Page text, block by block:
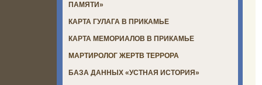
ПАМЯТИ»
КАРТА ГУЛАГА В ПРИКАМЬЕ
КАРТА МЕМОРИАЛОВ В ПРИКАМЬЕ
МАРТИРОЛОГ ЖЕРТВ ТЕРРОРА
БАЗА ДАННЫХ «УСТНАЯ ИСТОРИЯ»